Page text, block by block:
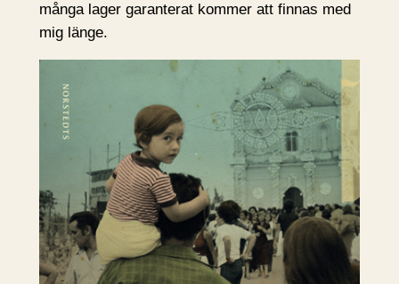
många lager garanterat kommer att finnas med
mig länge.